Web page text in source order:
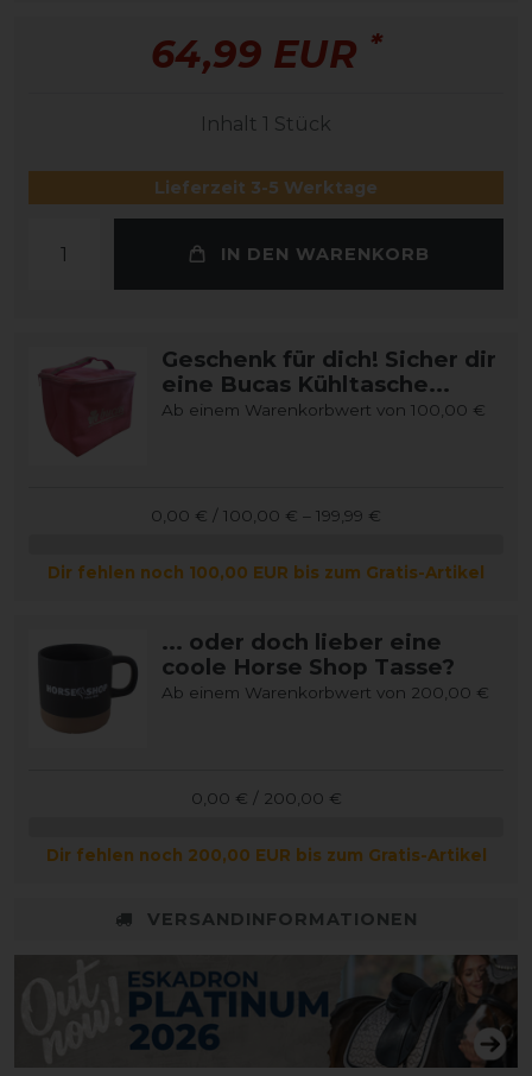
64,99 EUR *
Inhalt 1 Stück
Lieferzeit 3-5 Werktage
IN DEN WARENKORB
Geschenk für dich! Sicher dir
eine Bucas Kühltasche...
Ab einem Warenkorbwert von 100,00 €
0,00 € / 100,00 € – 199,99 €
Dir fehlen noch 100,00 EUR bis zum Gratis-Artikel
... oder doch lieber eine
coole Horse Shop Tasse?
Ab einem Warenkorbwert von 200,00 €
0,00 € / 200,00 €
Dir fehlen noch 200,00 EUR bis zum Gratis-Artikel
VERSANDINFORMATIONEN